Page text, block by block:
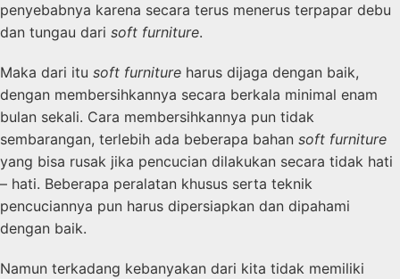
penyebabnya karena secara terus menerus terpapar debu
dan tungau dari soft furniture.
Maka dari itu soft furniture harus dijaga dengan baik,
dengan membersihkannya secara berkala minimal enam
bulan sekali. Cara membersihkannya pun tidak
sembarangan, terlebih ada beberapa bahan soft furniture
yang bisa rusak jika pencucian dilakukan secara tidak hati
– hati. Beberapa peralatan khusus serta teknik
pencuciannya pun harus dipersiapkan dan dipahami
dengan baik.
Namun terkadang kebanyakan dari kita tidak memiliki